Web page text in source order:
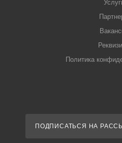
Политика
ПОДПИСАТЬСЯ НА